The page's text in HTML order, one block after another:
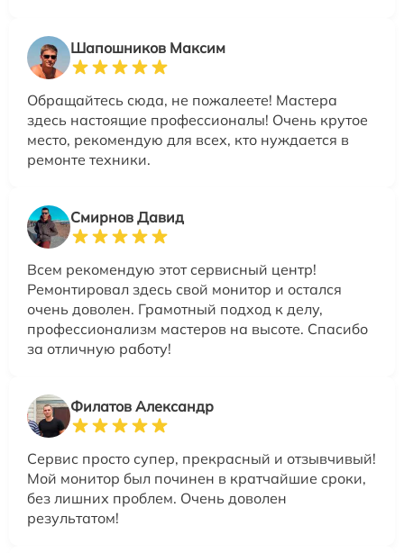
Шапошников Максим
Обращайтесь сюда, не пожалеете! Мастера
здесь настоящие профессионалы! Очень крутое
место, рекомендую для всех, кто нуждается в
ремонте техники.
Смирнов Давид
Всем рекомендую этот сервисный центр!
Ремонтировал здесь свой монитор и остался
очень доволен. Грамотный подход к делу,
профессионализм мастеров на высоте. Спасибо
за отличную работу!
Филатов Александр
Сервис просто супер, прекрасный и отзывчивый!
Мой монитор был починен в кратчайшие сроки,
без лишних проблем. Очень доволен
результатом!